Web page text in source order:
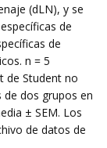
(dLN), y se
de
de
n = 5
de Student no
dos grupos en
± SEM. Los
de datos de